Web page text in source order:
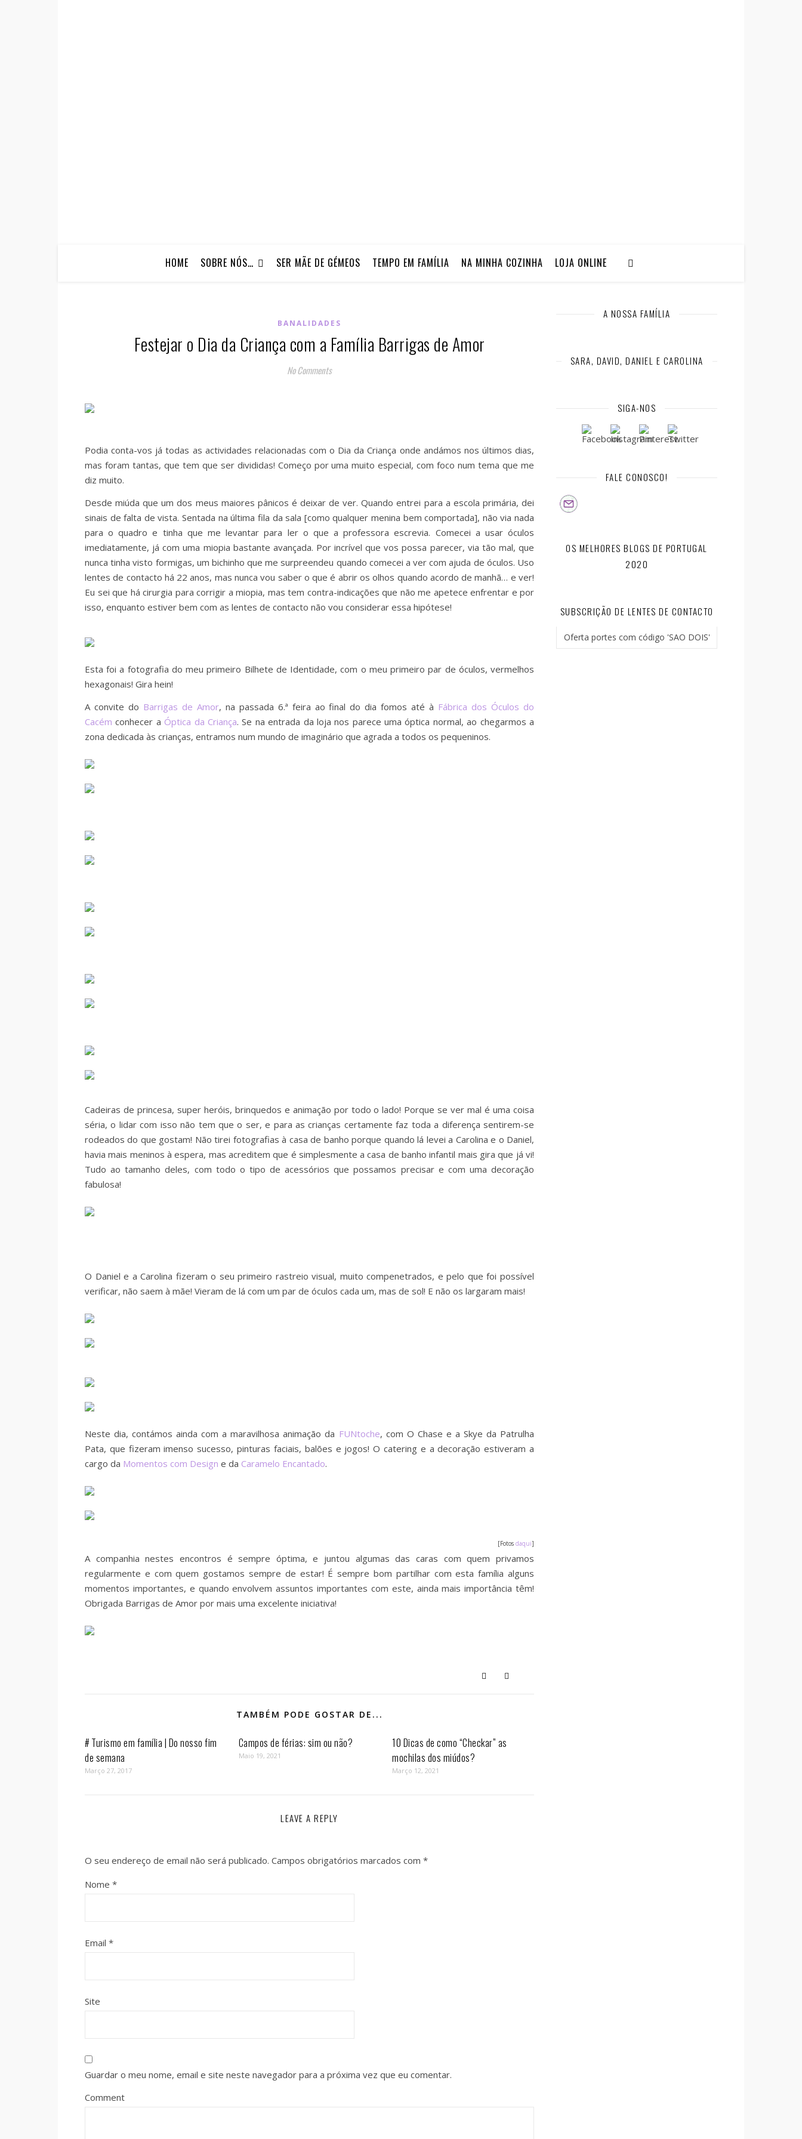
HOME SOBRE NÓS… SER MÃE DE GÉMEOS TEMPO EM FAMÍLIA NA MINHA COZINHA LOJA ONLINE
BANALIDADES
Festejar o Dia da Criança com a Família Barrigas de Amor
No Comments
Podia conta-vos já todas as actividades relacionadas com o Dia da Criança onde andámos nos últimos dias,
mas foram tantas, que tem que ser divididas! Começo por uma muito especial, com foco num tema que me
diz muito.
Desde miúda que um dos meus maiores pânicos é deixar de ver. Quando entrei para a escola primária, dei
sinais de falta de vista. Sentada na última fila da sala [como qualquer menina bem comportada], não via nada
para o quadro e tinha que me levantar para ler o que a professora escrevia. Comecei a usar óculos
imediatamente, já com uma miopia bastante avançada. Por incrível que vos possa parecer, via tão mal, que
nunca tinha visto formigas, um bichinho que me surpreendeu quando comecei a ver com ajuda de óculos. Uso
lentes de contacto há 22 anos, mas nunca vou saber o que é abrir os olhos quando acordo de manhã… e ver!
Eu sei que há cirurgia para corrigir a miopia, mas tem contra-indicações que não me apetece enfrentar e por
isso, enquanto estiver bem com as lentes de contacto não vou considerar essa hipótese!
Esta foi a fotografia do meu primeiro Bilhete de Identidade, com o meu primeiro par de óculos, vermelhos
hexagonais! Gira hein!
A convite do Barrigas de Amor, na passada 6.ª feira ao final do dia fomos até à Fábrica dos Óculos do
Cacémconhecer a Óptica da Criança. Se na entrada da loja nos parece uma óptica normal, ao chegarmos a
zona dedicada às crianças, entramos num mundo de imaginário que agrada a todos os pequeninos.
Cadeiras de princesa, super heróis, brinquedos e animação por todo o lado! Porque se ver mal é uma coisa
séria, o lidar com isso não tem que o ser, e para as crianças certamente faz toda a diferença sentirem-se
rodeados do que gostam! Não tirei fotografias à casa de banho porque quando lá levei a Carolina e o Daniel,
havia mais meninos à espera, mas acreditem que é simplesmente a casa de banho infantil mais gira que já vi!
Tudo ao tamanho deles, com todo o tipo de acessórios que possamos precisar e com uma decoração
fabulosa!
O Daniel e a Carolina fizeram o seu primeiro rastreio visual, muito compenetrados, e pelo que foi possível
verificar, não saem à mãe! Vieram de lá com um par de óculos cada um, mas de sol! E não os largaram mais!
Neste dia, contámos ainda com a maravilhosa animação da FUNtoche, com O Chase e a Skye da Patrulha
Pata, que fizeram imenso sucesso, pinturas faciais, balões e jogos! O catering e a decoração estiveram a
cargo da Momentos com Design e da Caramelo Encantado.
[Fotos daqui]
A companhia nestes encontros é sempre óptima, e juntou algumas das caras com quem privamos
regularmente e com quem gostamos sempre de estar! É sempre bom partilhar com esta família alguns
momentos importantes, e quando envolvem assuntos importantes com este, ainda mais importância têm!
Obrigada Barrigas de Amor por mais uma excelente iniciativa!
TAMBÉM PODE GOSTAR DE...
# Turismo em família | Do nosso fim
de semana
Março 27, 2017
Campos de férias: sim ou não?
Maio 19, 2021
10 Dicas de como “Checkar” as
mochilas dos miúdos?
Março 12, 2021
LEAVE A REPLY
O seu endereço de email não será publicado. Campos obrigatórios marcados com *
Nome *
Email *
Site
Guardar o meu nome, email e site neste navegador para a próxima vez que eu comentar.
Comment
A NOSSA FAMÍLIA
SARA, DAVID, DANIEL E CAROLINA
SIGA-NOS
FALE CONOSCO!
OS MELHORES BLOGS DE PORTUGAL
2020
SUBSCRIÇÃO DE LENTES DE CONTACTO
Oferta portes com código 'SAO DOIS'